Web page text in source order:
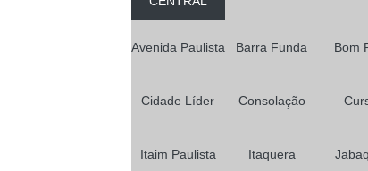
Avenida Paulista Barra Funda Bom
Cidade Líder Consolação
Itaim Paulista Itaquera